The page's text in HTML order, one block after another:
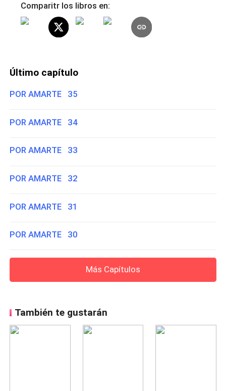
Comparitr los libros en:
Último capítulo
POR AMARTE 35
POR AMARTE 34
POR AMARTE 33
POR AMARTE 32
POR AMARTE 31
POR AMARTE 30
Más Capítulos
También te gustarán